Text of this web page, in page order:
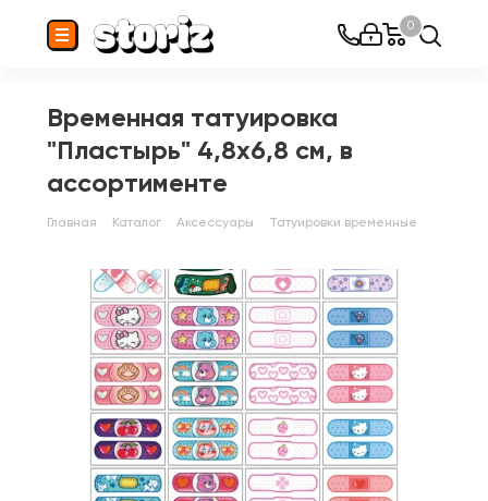
0
Временная татуировка
"Пластырь" 4,8x6,8 см, в
ассортименте
Главная Каталог Аксессуары Татуировки временные